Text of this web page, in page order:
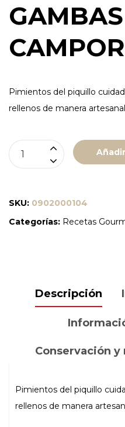
Pimientos del piquillo
rellenos de manera
PIMIENTOS
DEL
BACALAO
SKU: 0902000104
Categorías: Recetas
Descripción
Conservación
Pimientos del piquillo
rellenos de manera